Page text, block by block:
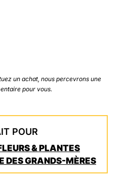
un achat, nous percevrons une
pour vous.
POUR
& PLANTES
DES GRANDS-MÈRES